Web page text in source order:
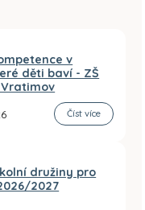
v
děti baví - ZŠ
Číst více
družiny pro
2027